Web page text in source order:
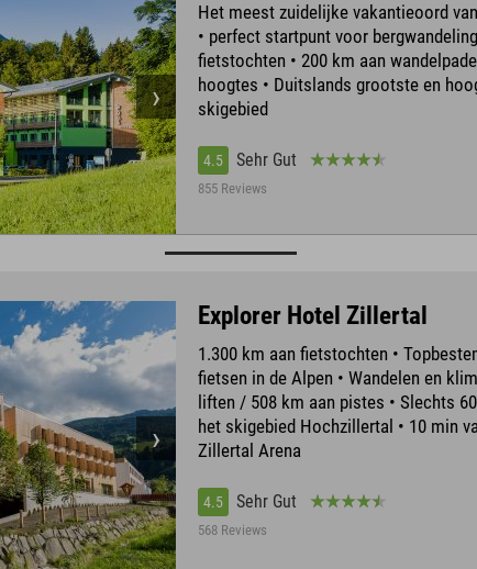
Het meest zuidelijke vakantieoord
• perfect startpunt voor
fietstochten • 200 km aan
hoogtes • Duitslands grootste en
skigebied
4.5 Sehr Gut
855 Reviews
Explorer Hotel Zillertal
1.300 km aan fietstochten •
fietsen in de Alpen • Wandelen en
liften / 508 km aan pistes • Slechts
het skigebied Hochzillertal • 10 min
Zillertal Arena
4.5 Sehr Gut
568 Reviews